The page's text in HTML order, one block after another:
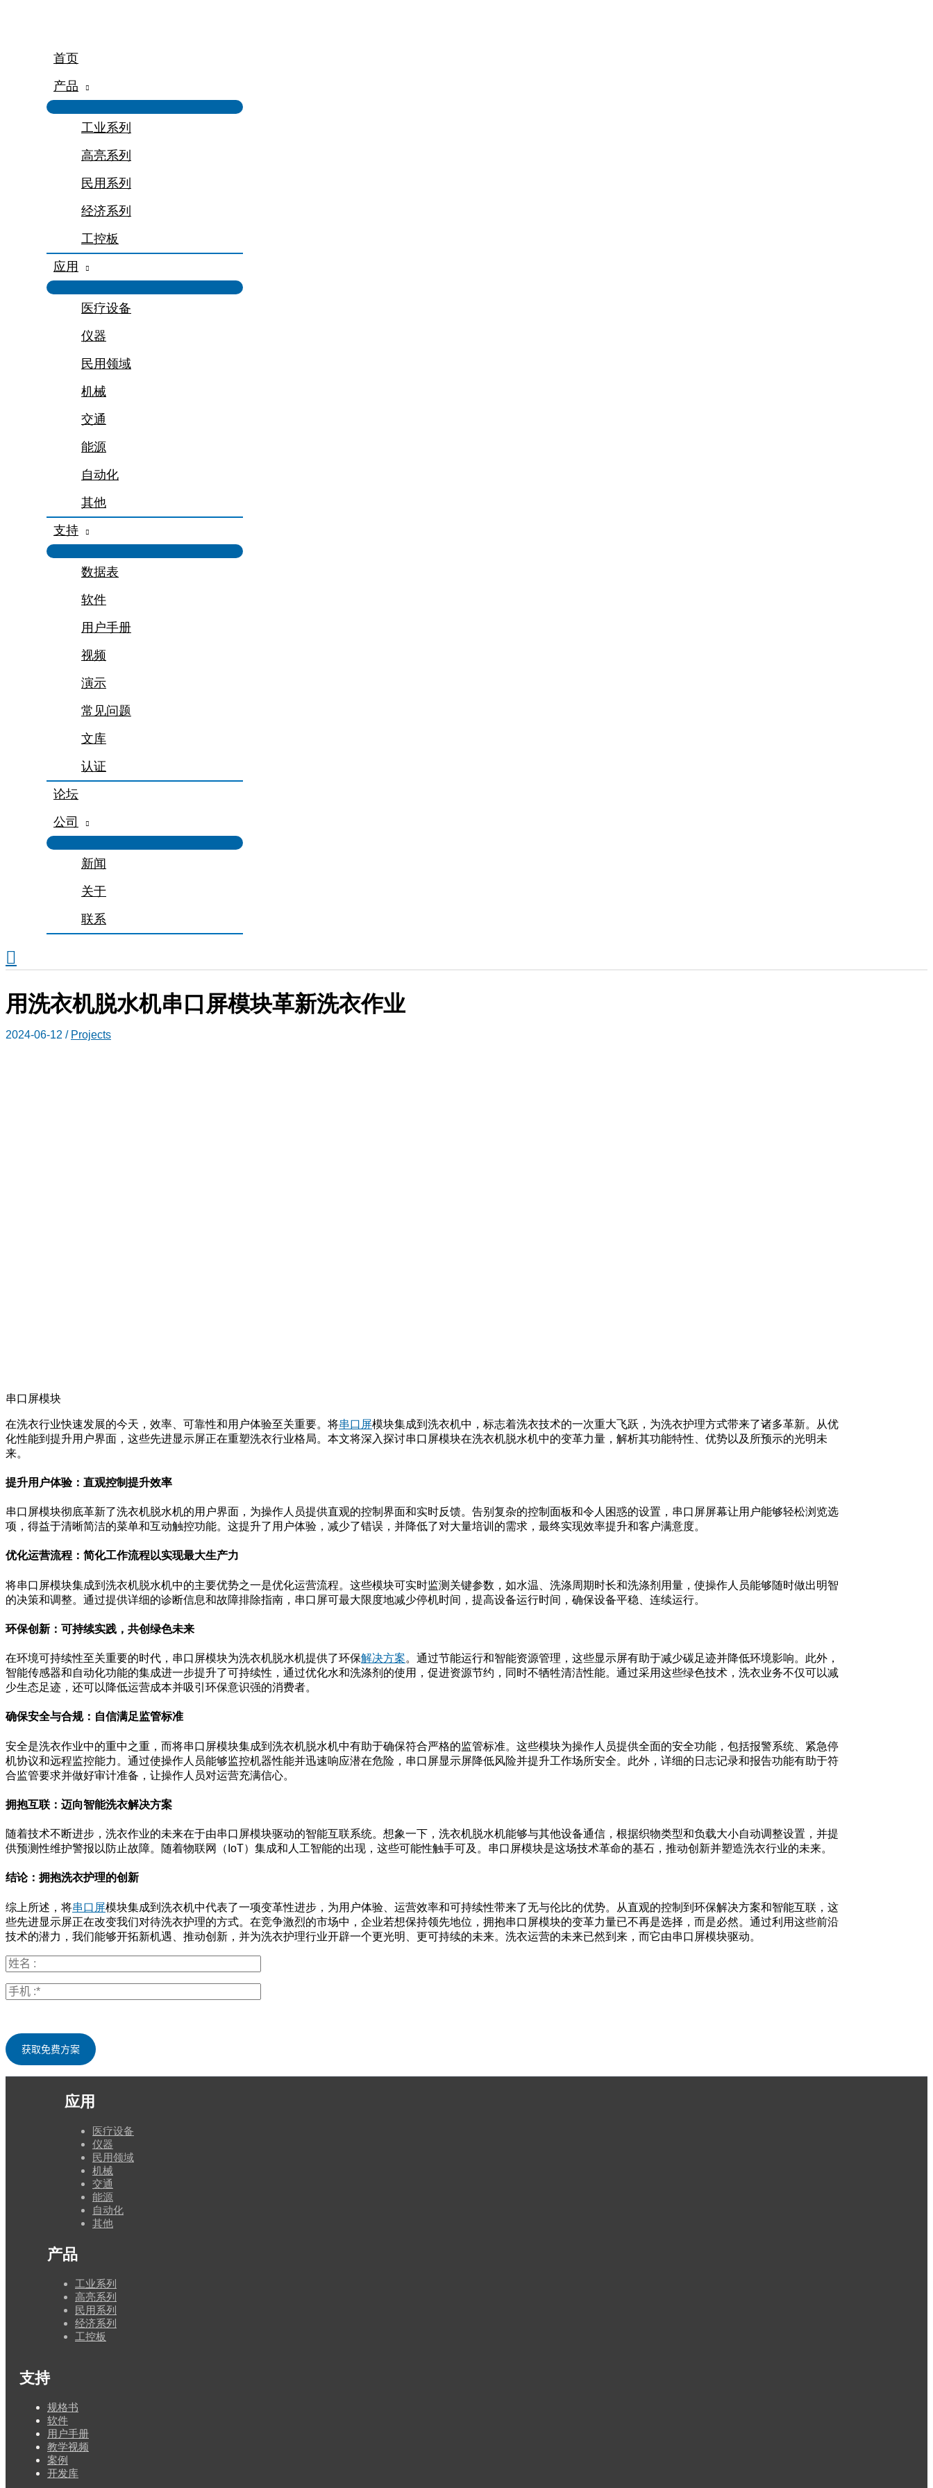
首页
产品
工业系列
高亮系列
民用系列
经济系列
工控板
应用
医疗设备
仪器
民用领域
机械
交通
能源
自动化
其他
支持
数据表
软件
用户手册
视频
演示
常见问题
文库
认证
论坛
公司
新闻
关于
联系
搜
用洗衣机脱水机串口屏模块革新洗衣作业
2024-06-12 / Projects
串口屏模块
在洗衣行业快速发展的今天，效率、可靠性和用户体验至关重要。将串口屏模块集成到洗衣机中，标志着洗衣技术的一次重大飞跃，为洗衣护理方式带来了诸多革新。从优
化性能到提升用户界面，这些先进显示屏正在重塑洗衣行业格局。本文将深入探讨串口屏模块在洗衣机脱水机中的变革力量，解析其功能特性、优势以及所预示的光明未
来。
提升用户体验：直观控制提升效率
串口屏模块彻底革新了洗衣机脱水机的用户界面，为操作人员提供直观的控制界面和实时反馈。告别复杂的控制面板和令人困惑的设置，串口屏屏幕让用户能够轻松浏览选
项，得益于清晰简洁的菜单和互动触控功能。这提升了用户体验，减少了错误，并降低了对大量培训的需求，最终实现效率提升和客户满意度。
优化运营流程：简化工作流程以实现最大生产力
将串口屏模块集成到洗衣机脱水机中的主要优势之一是优化运营流程。这些模块可实时监测关键参数，如水温、洗涤周期时长和洗涤剂用量，使操作人员能够随时做出明智
的决策和调整。通过提供详细的诊断信息和故障排除指南，串口屏可最大限度地减少停机时间，提高设备运行时间，确保设备平稳、连续运行。
环保创新：可持续实践，共创绿色未来
在环境可持续性至关重要的时代，串口屏模块为洗衣机脱水机提供了环保解决方案。通过节能运行和智能资源管理，这些显示屏有助于减少碳足迹并降低环境影响。此外，
智能传感器和自动化功能的集成进一步提升了可持续性，通过优化水和洗涤剂的使用，促进资源节约，同时不牺牲清洁性能。通过采用这些绿色技术，洗衣业务不仅可以减
少生态足迹，还可以降低运营成本并吸引环保意识强的消费者。
确保安全与合规：自信满足监管标准
安全是洗衣作业中的重中之重，而将串口屏模块集成到洗衣机脱水机中有助于确保符合严格的监管标准。这些模块为操作人员提供全面的安全功能，包括报警系统、紧急停
机协议和远程监控能力。通过使操作人员能够监控机器性能并迅速响应潜在危险，串口屏显示屏降低风险并提升工作场所安全。此外，详细的日志记录和报告功能有助于符
合监管要求并做好审计准备，让操作人员对运营充满信心。
拥抱互联：迈向智能洗衣解决方案
随着技术不断进步，洗衣作业的未来在于由串口屏模块驱动的智能互联系统。想象一下，洗衣机脱水机能够与其他设备通信，根据织物类型和负载大小自动调整设置，并提
供预测性维护警报以防止故障。随着物联网（IoT）集成和人工智能的出现，这些可能性触手可及。串口屏模块是这场技术革命的基石，推动创新并塑造洗衣行业的未来。
结论：拥抱洗衣护理的创新
综上所述，将串口屏模块集成到洗衣机中代表了一项变革性进步，为用户体验、运营效率和可持续性带来了无与伦比的优势。从直观的控制到环保解决方案和智能互联，这
些先进显示屏正在改变我们对待洗衣护理的方式。在竞争激烈的市场中，企业若想保持领先地位，拥抱串口屏模块的变革力量已不再是选择，而是必然。通过利用这些前沿
技术的潜力，我们能够开拓新机遇、推动创新，并为洗衣护理行业开辟一个更光明、更可持续的未来。洗衣运营的未来已然到来，而它由串口屏模块驱动。
应用
医疗设备
仪器
民用领域
机械
交通
能源
自动化
其他
产品
工业系列
高亮系列
民用系列
经济系列
工控板
支持
规格书
软件
用户手册
教学视频
案例
开发库